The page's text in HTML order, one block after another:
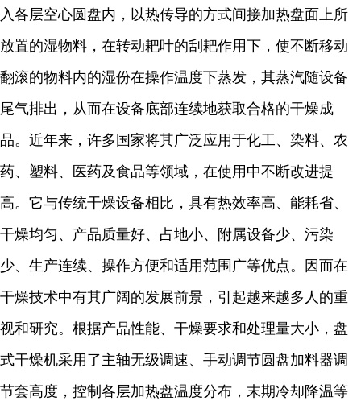
入各层空心圆盘内，以热传导的方式间接加热盘面上所
放置的湿物料，在转动耙叶的刮耙作用下，使不断移动
翻滚的物料内的湿份在操作温度下蒸发，其蒸汽随设备
尾气排出，从而在设备底部连续地获取合格的干燥成
品。近年来，许多国家将其广泛应用于化工、染料、农
药、塑料、医药及食品等领域，在使用中不断改进提
高。它与传统干燥设备相比，具有热效率高、能耗省、
干燥均匀、产品质量好、占地小、附属设备少、污染
少、生产连续、操作方便和适用范围广等优点。因而在
干燥技术中有其广阔的发展前景，引起越来越多人的重
视和研究。根据产品性能、干燥要求和处理量大小，盘
式干燥机采用了主轴无级调速、手动调节圆盘加料器调
节套高度，控制各层加热盘温度分布，末期冷却降温等